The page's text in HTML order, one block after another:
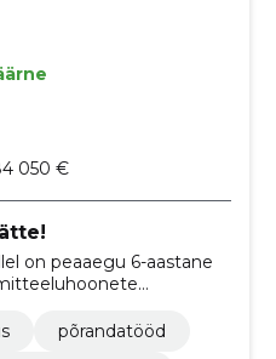
050 €
on peaaegu 6-aastane
pakub mitmekülgseid
kuni
põrandatööd